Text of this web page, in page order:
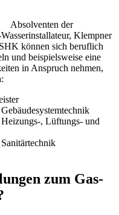
Absolventen der
Klempner
können sich beruflich
und beispielsweise eine
in Anspruch nehmen,
, Lüftungs- und
zum Gas-